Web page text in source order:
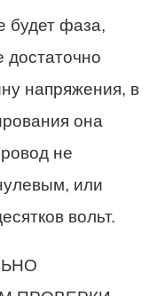
будет фаза,
достаточно
напряжения, в
она
не
или
вольт.